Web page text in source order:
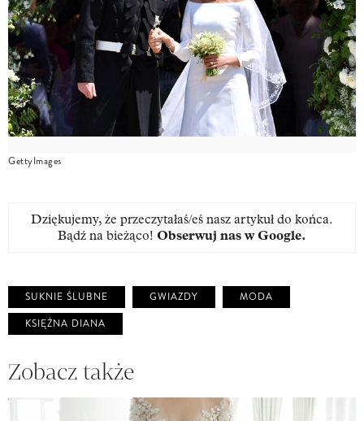
GettyImages
Dziękujemy, że przeczytałaś/eś nasz artykuł do końca.
Bądź na bieżąco! Obserwuj nas w Google.
SUKNIE ŚLUBNE GWIAZDY
MODA
KSIĘŻNA DIANA
Zobacz także